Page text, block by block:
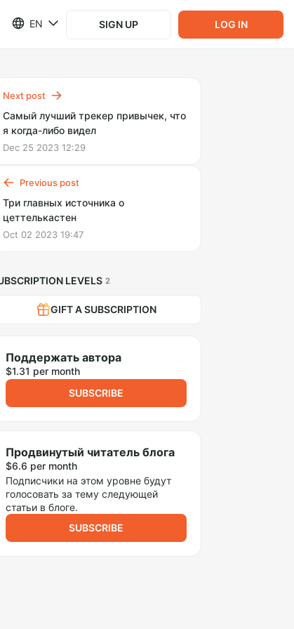
EN SIGN UP LOG IN
Next post
Самый лучший трекер привычек, что
я когда-либо видел
Dec 25 2023 12:29
Previous post
Три главных источника о
цеттелькастен
Oct 02 2023 19:47
LEVELS 2
GIFT A SUBSCRIPTION
Поддержать автора
$1.31 per month
SUBSCRIBE
Продвинутый читатель блога
$6.6 per month
Подписчики на этом уровне будут
голосовать за тему следующей
статьи в блоге.
SUBSCRIBE